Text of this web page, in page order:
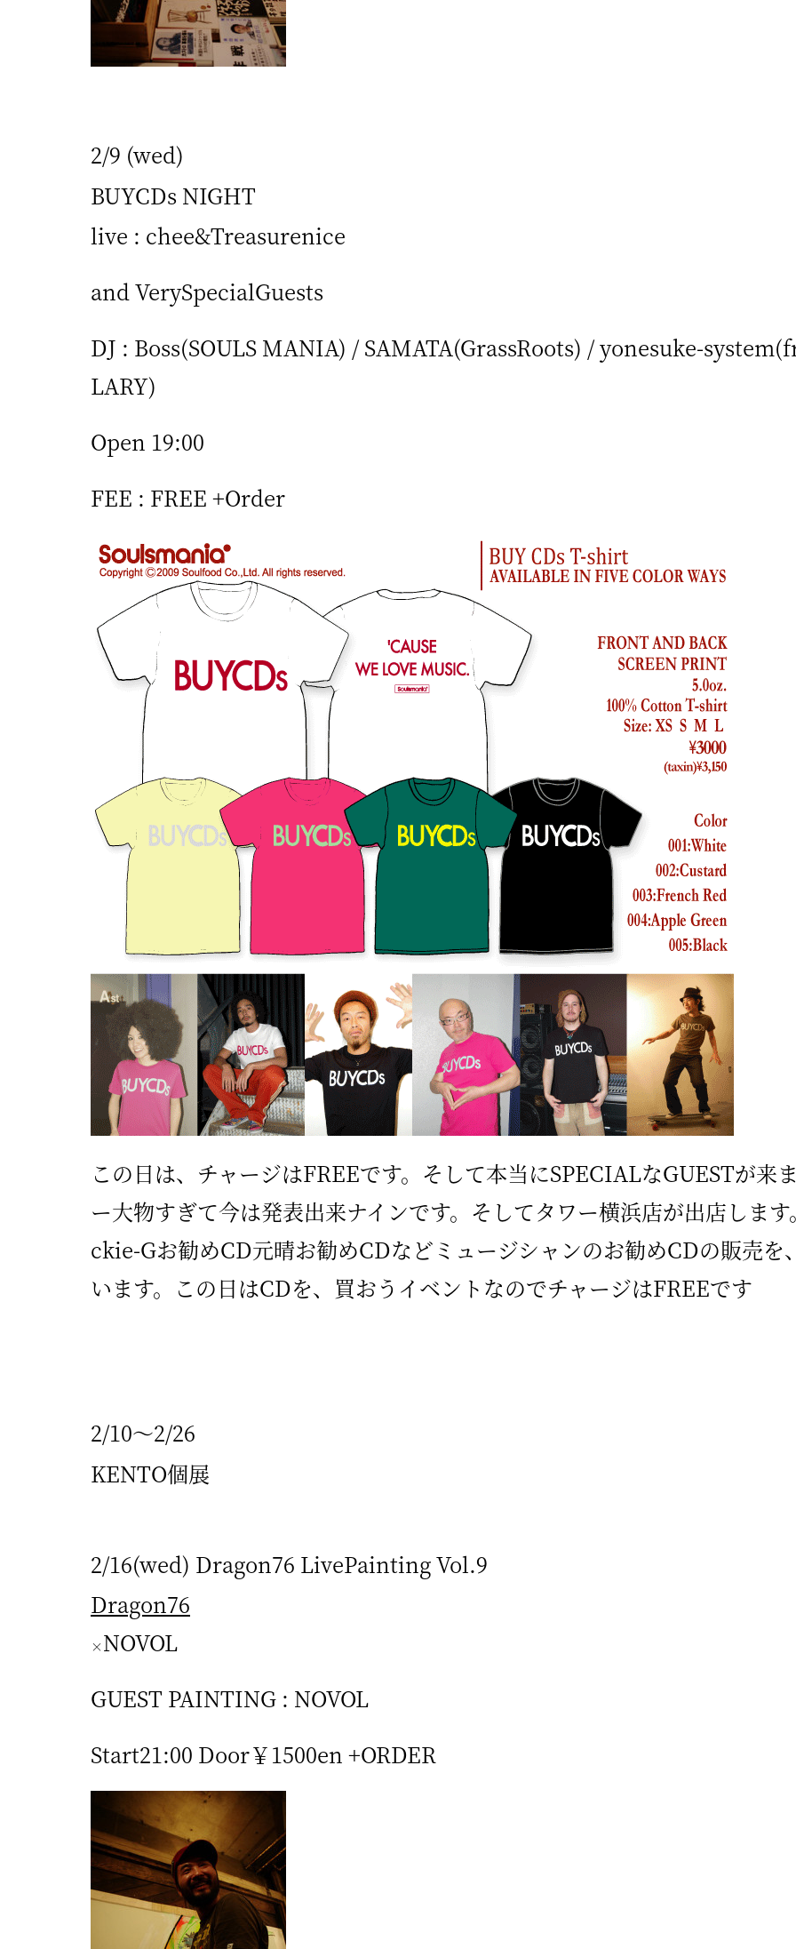
2/9 (wed)
BUYCDs NIGHT
live : chee&Treasurenice
and VerySpecialGuests
DJ : Boss(SOULS MANIA) / SAMATA(GrassRoots) / yonesuke-
LARY)
Open 19:00
FEE : FREE +Order
この日は、チャージはFREEです。そして本当にSPECIALなGUESTが来
ー大物すぎて今は発表出来ナインです。そしてタワー横浜店が出店しま
ckie-Gお勧めCD元晴お勧めCDなどミュージシャンのお勧めCDの販売を
います。この日はCDを、買おうイベントなのでチャージはFREEです
2/10～2/26
KENTO個展
2/16(wed) Dragon76 LivePainting Vol.9
Dragon76
× NOVOL
GUEST PAINTING : NOVOL
Start21:00 Door￥1500en +ORDER